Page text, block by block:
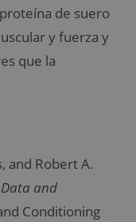
de suero
y fuerza y
que la
and Robert A.
and
Conditioning